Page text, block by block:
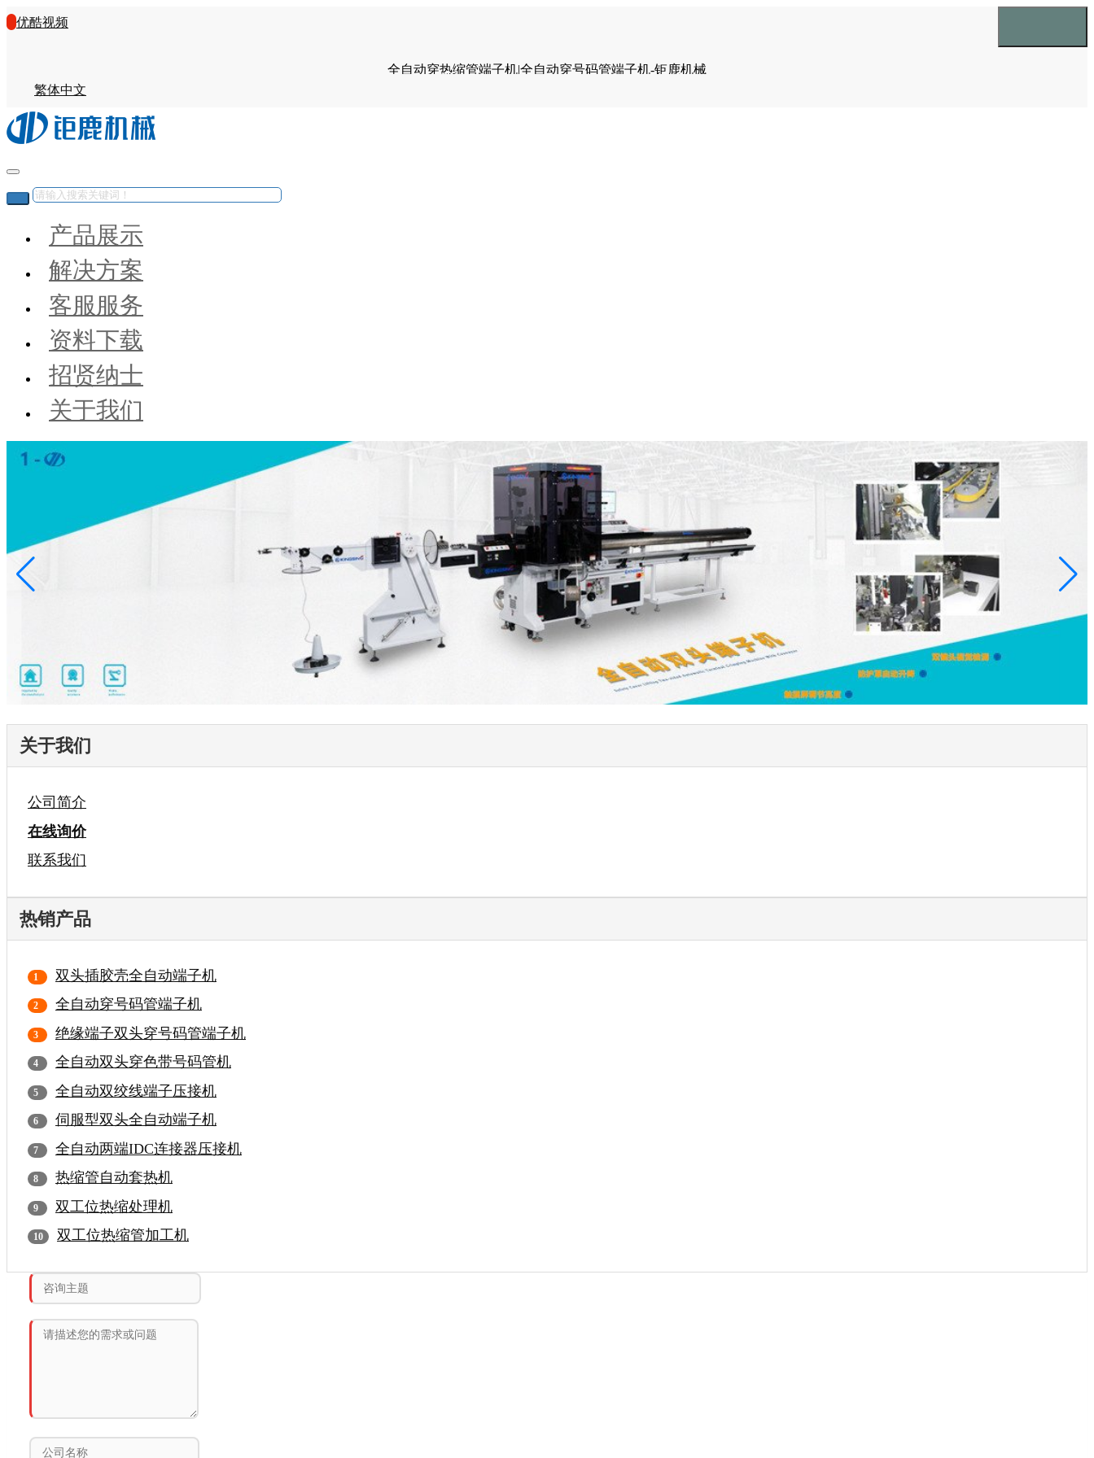
优酷视频
全自动穿热缩管端子机|全自动穿号码管端子机-钜鹿机械
繁体中文
产品展示
解决方案
客服服务
资料下载
招贤纳士
关于我们
关于我们
公司简介
在线询价
联系我们
热销产品
双头插胶壳全自动端子机
全自动穿号码管端子机
绝缘端子双头穿号码管端子机
全自动双头穿色带号码管机
全自动双绞线端子压接机
伺服型双头全自动端子机
全自动两端IDC连接器压接机
热缩管自动套热机
双工位热缩处理机
双工位热缩管加工机